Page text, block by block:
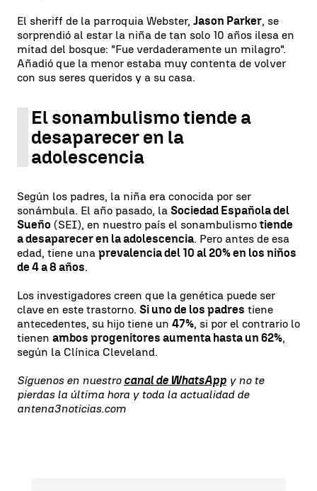
El sheriff de la parroquia Webster, Jason Parker, se
sorprendió al estar la niña de tan solo 10 años ilesa en
mitad del bosque: "Fue verdaderamente un milagro".
Añadió que la menor estaba muy contenta de volver
con sus seres queridos y a su casa.
El sonambulismo tiende a
desaparecer en la
adolescencia
Según los padres, la niña era conocida por ser
sonámbula. El año pasado, la Sociedad Española del
Sueño (SEI), en nuestro país el sonambulismo tiende
a desaparecer en la adolescencia. Pero antes de esa
edad, tiene una prevalencia del 10 al 20% en los niños
de 4 a 8 años.
Los investigadores creen que la genética puede ser
clave en este trastorno. Si uno de los padres tiene
antecedentes, su hijo tiene un 47%, si por el contrario lo
tienen ambos progenitores aumenta hasta un 62%,
según la Clínica Cleveland.
Síguenos en nuestro canal de WhatsApp y no te
pierdas la última hora y toda la actualidad de
antena3noticias.com